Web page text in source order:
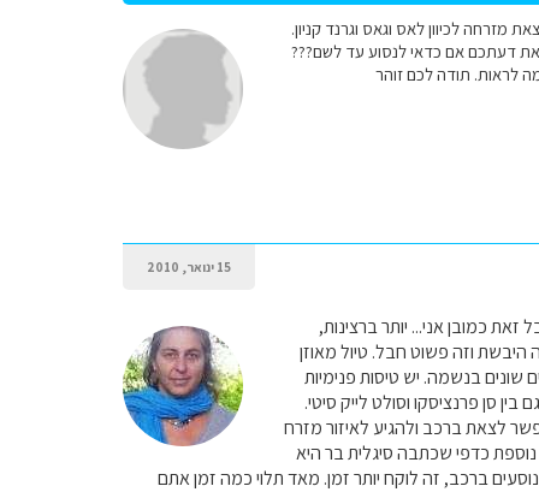
לכיוון לאס וגאס וגרנד קניון.
את דעתכם אם כדאי לנסוע עד לשם???
15 ינואר, 2010
כמובן אני... יותר ברצינות,
וזה פשוט חבל. טיול מאוזן
שונים בנשמה. יש טיסות פנימיות
סן פרנציסקו וסולט לייק סיטי.
לצאת ברכב ולהגיע לאיזור מזרח
כדפי שכתבה סיגלית בר היא
נוסעים ברכב, זה לוקח יותר זמן. מאד תלוי כמה זמן אתם